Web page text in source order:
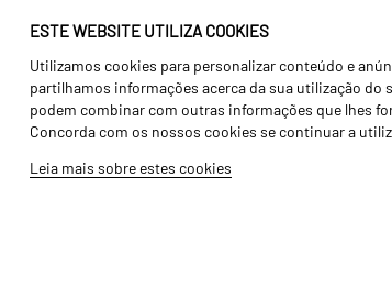
ESTE WEBSITE UTILIZA COOKIES
Utilizamos cookies para personalizar conteúdo e
partilhamos informações acerca da sua utilização do
podem combinar com outras informações que lhes
Concorda com os nossos cookies se continuar a
Leia mais sobre estes cookies
Identidade
História
Fábrica / Produção
Recursos Humanos
Gama